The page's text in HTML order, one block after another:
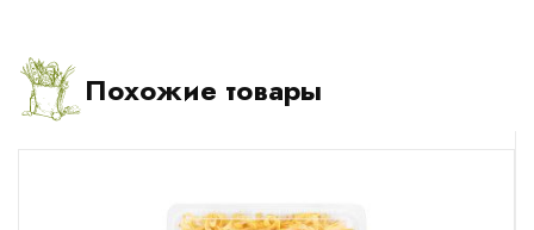
Похожие товары